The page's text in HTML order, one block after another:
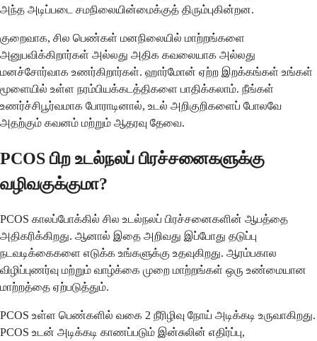
அந்த அடிப்படை சமநிலையின்மைக்குத் திரும்புகின்றன.
குறைவாக, சில பெண்கள் மனநிலையில் மாற்றங்களை
அனுபவிக்கிறார்கள் அல்லது அதிக கவலையாக அல்லது
மனச்சோர்வாக உணர்கிறார்கள். ஹார்மோன் ஏற்ற இறக்கங்கள் உங்கள்
மூளையில் உள்ள நரம்பியக்கடத்திகளை பாதிக்கலாம். நீங்கள்
உணர்ச்சிபூர்வமாக போராடினால், உடல் அறிகுறிகளைப் போலவே
அதற்கும் கவனம் மற்றும் ஆதரவு தேவை.
PCOS பிற உடல்நலப் பிரச்சனைகளுக்கு
வழிவகுக்குமா?
PCOS காலப்போக்கில் சில உடல்நலப் பிரச்சனைகளின் ஆபத்தை
அதிகரிக்கிறது. ஆனால் இதை அறிவது இப்போது தடுப்பு
நடவடிக்கைகளை எடுக்க உங்களுக்கு உதவுகிறது. ஆரம்பகால
விழிப்புணர்வு மற்றும் வாழ்க்கை முறை மாற்றங்கள் ஒரு உண்மையான
மாற்றத்தை ஏற்படுத்தும்.
PCOS உள்ள பெண்களில் வகை 2 நீரிழிவு நோய் அடிக்கடி உருவாகிறது.
PCOS உடன் அடிக்கடி காணப்படும் இன்சுலின் எதிர்ப்பு,